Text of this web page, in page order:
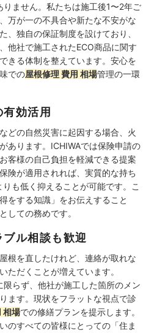
りません。私たちは施工後1〜2年ご
万が一の不具合や新たな不安がな
、独自の保証制度を設けており、
他社で施工されたECO商品に関す
きる体制を整えています。安心を
での屋根修理 費用 相場管理の一環
効活用
どの自然災害に起因する場合、火
あります。ICHIWAでは保険申請の
客様の自己負担を軽減できる提案
険が適用されれば、実質的な持ち
りも低く抑えることが可能です。こ
をする知識」をお伝えすること
しての務めです。
ル相談も歓迎
根を直したけれど、連絡が取れな
ただくことが増えています。
限らず、他社が施工した箇所のメン
ます。現状をフラットな視点で診
相場での修繕プランを提示します。
のすべての皆様にとっての「住ま